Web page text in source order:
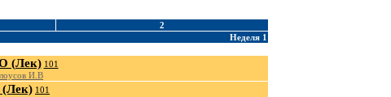
2
Неделя 1
(Лек) 101
И.В
101